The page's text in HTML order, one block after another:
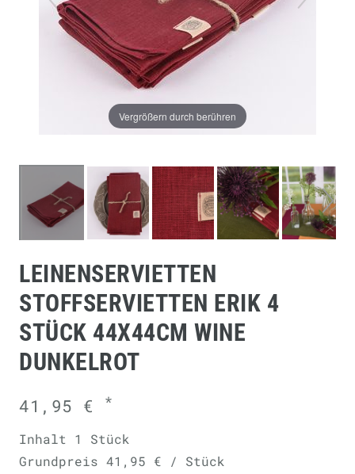
Vergrößern durch berühren
LEINENSERVIETTEN
STOFFSERVIETTEN ERIK 4
STÜCK 44X44CM WINE
DUNKELROT
41,95 € *
Inhalt 1 Stück
Grundpreis 41,95 € / Stück